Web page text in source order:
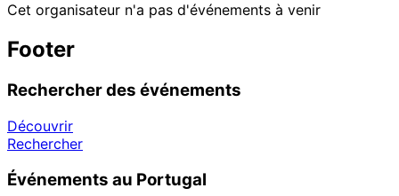
Cet organisateur n'a pas d'événements à venir
Footer
Rechercher des événements
Découvrir
Rechercher
Événements au Portugal